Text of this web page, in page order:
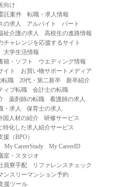
向け
託案件
転職・求人情報
の求人 アルバイト
パート
祉介護の求人
高校生の進路情報
チャレンジを応援するサイト
大学生活情報
籍・ソフト
ウエディング情報
イト
お買い物サポートメディア
転職 20代・第二新卒
新卒紹介
ィブ転職
会計士の転職
薬剤師の転職
看護師の求人
・求人
保育士の求人
国人材の紹介
研修サービス
特化した求人紹介サービス
（BPO）
My CareerStudy
My CareerID
室・スタジオ
員寮手配
リファレンスチェック
ンスリーマンション予約
援ツール